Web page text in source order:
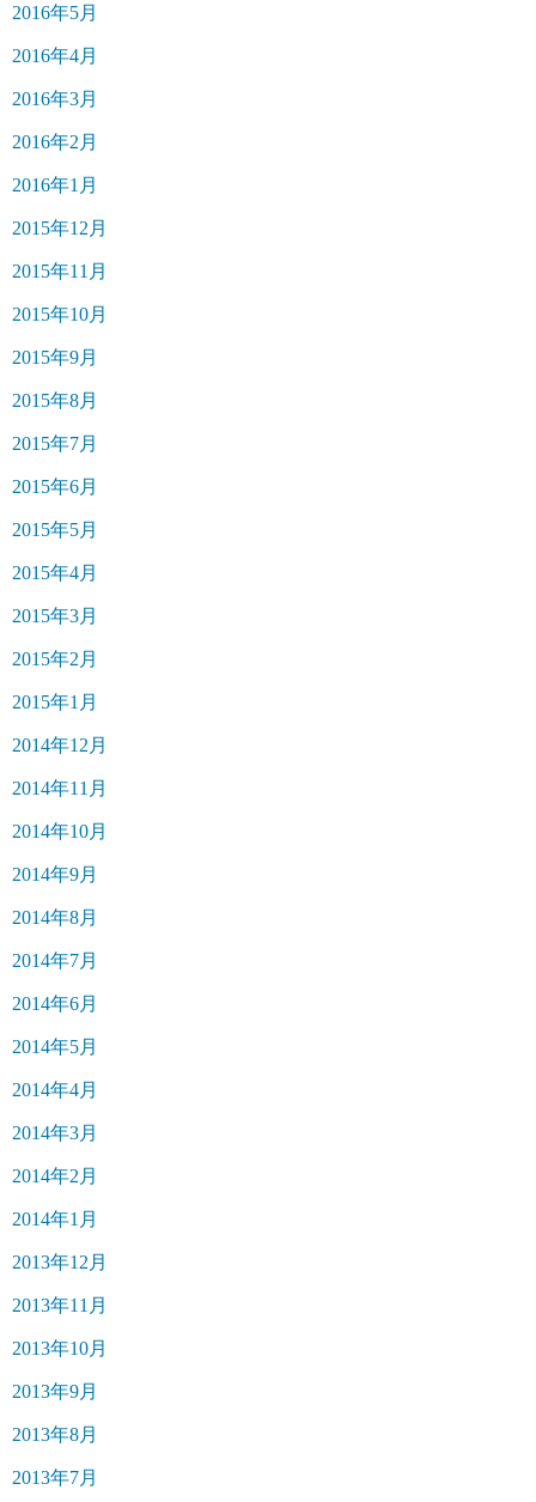
2016年5月
2016年4月
2016年3月
2016年2月
2016年1月
2015年12月
2015年11月
2015年10月
2015年9月
2015年8月
2015年7月
2015年6月
2015年5月
2015年4月
2015年3月
2015年2月
2015年1月
2014年12月
2014年11月
2014年10月
2014年9月
2014年8月
2014年7月
2014年6月
2014年5月
2014年4月
2014年3月
2014年2月
2014年1月
2013年12月
2013年11月
2013年10月
2013年9月
2013年8月
2013年7月